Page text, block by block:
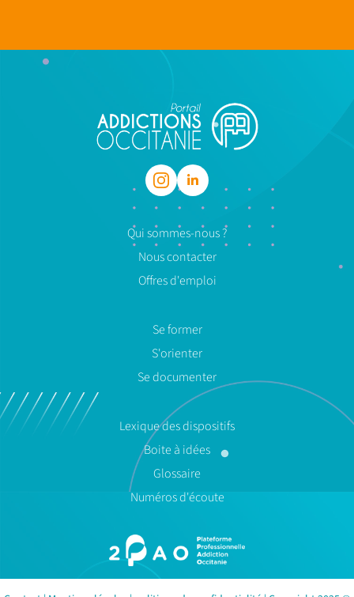
Qui sommes-nous ?
Nous contacter
Offres d'emploi
Se former
S'orienter
Se documenter
Lexique des dispositifs
Boite à idées
Glossaire
Numéros d'écoute